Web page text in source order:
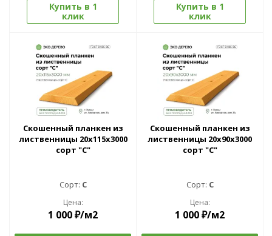
Купить в 1
клик
Купить в 1
клик
Скошенный планкен из
лиственницы 20x115х3000
сорт "С"
Сорт: C
Цена:
1 000₽/м2
Скошенный планкен из
лиственницы 20x90х3000
сорт "С"
Сорт: C
Цена:
1 000₽/м2